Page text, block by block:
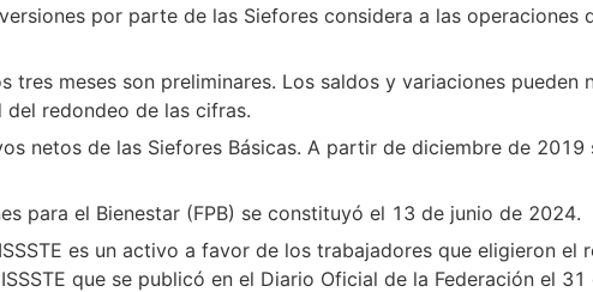
por parte de las Siefores considera a las
tres meses son preliminares. Los saldos y variaciones pueden
redondeo de las cifras.
netos de las Siefores Básicas. A partir de diciembre de
para el Bienestar (FPB) se constituyó el 13 de junio de 2024.
es un activo a favor de los trabajadores que eligieron
que se publicó en el Diario Oficial de la Federación el